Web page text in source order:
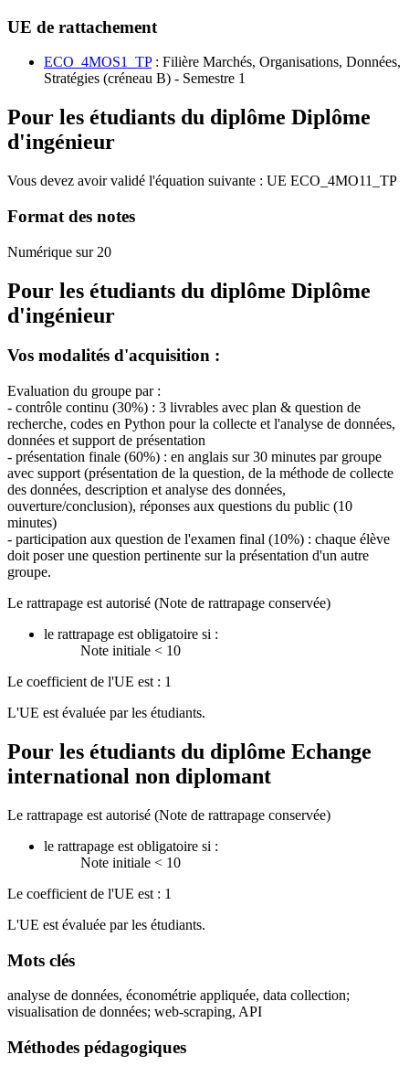
UE de rattachement
ECO_4MOS1_TP: Filière Marchés, Organisations, Données,
Stratégies (créneau B) - Semestre 1
Pour les étudiants du diplôme Diplôme
d'ingénieur
Vous devez avoir validé l'équation suivante : UE ECO_4MO11_TP
Format des notes
Numérique sur 20
Pour les étudiants du diplôme Diplôme
d'ingénieur
Vos modalités d'acquisition :
Evaluation du groupe par :
- contrôle continu (30%) : 3 livrables avec plan & question de
recherche, codes en Python pour la collecte et l'analyse de données,
données et support de présentation
- présentation finale (60%) : en anglais sur 30 minutes par groupe
avec support (présentation de la question, de la méthode de collecte
des données, description et analyse des données,
ouverture/conclusion), réponses aux questions du public (10
minutes)
- participation aux question de l'examen final (10%) : chaque élève
doit poser une question pertinente sur la présentation d'un autre
groupe.
Le rattrapage est autorisé (Note de rattrapage conservée)
le rattrapage est obligatoire si :
Note initiale < 10
Le coefficient de l'UE est : 1
L'UE est évaluée par les étudiants.
Pour les étudiants du diplôme Echange
international non diplomant
Le rattrapage est autorisé (Note de rattrapage conservée)
le rattrapage est obligatoire si :
Note initiale < 10
Le coefficient de l'UE est : 1
L'UE est évaluée par les étudiants.
Mots clés
analyse de données, économétrie appliquée, data collection;
visualisation de données; web-scraping, API
Méthodes pédagogiques